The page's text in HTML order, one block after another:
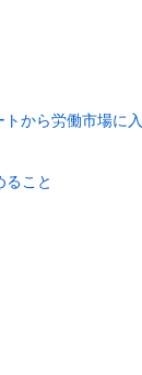
から労働市場に入
こと